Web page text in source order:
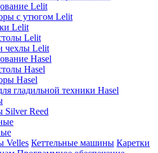
Lelit
с утюгом Lelit
Lelit
Lelit
чехлы Lelit
Hasel
Hasel
Hasel
гладильной техники Hasel
Reed
Velles Кеттельные машины Каретки